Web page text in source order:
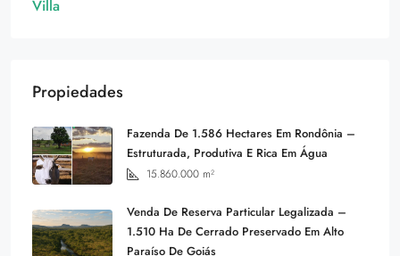
Villa
Propiedades
Fazenda De 1.586 Hectares Em Rondônia –
Estruturada, Produtiva E Rica Em Água
15.860.000 m²
Venda De Reserva Particular Legalizada –
1.510 Ha De Cerrado Preservado Em Alto
Paraíso De Goiás